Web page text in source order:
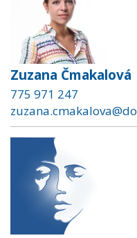
Zuzana Čmakalová
775 971 247